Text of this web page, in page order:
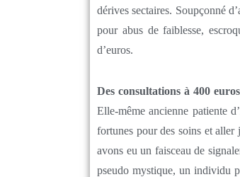
dérives sectaires. Soupçonné
pour abus de faiblesse,
d’euros.
Des consultations à 400
Elle-même ancienne patiente
fortunes pour des soins et aller
avons eu un faisceau de
pseudo mystique, un individu